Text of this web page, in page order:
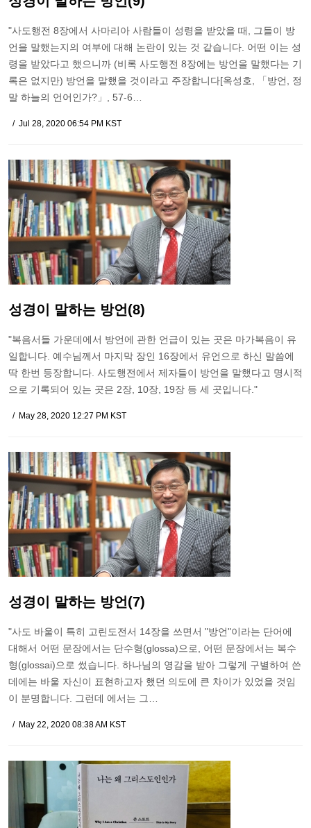
"사도행전 8장에서 사마리아 사람들이 성령을 받았을 때, 그들이 방
언을 말했는지의 여부에 대해 논란이 있는 것 같습니다. 어떤 이는 성
령을 받았다고 했으니까 (비록 사도행전 8장에는 방언을 말했다는 기
록은 없지만) 방언을 말했을 것이라고 주장합니다[옥성호, 「방언, 정
말 하늘의 언어인가?」, 57-6…
Jul 28, 2020 06:54 PM KST
성경이 말하는 방언(8)
"복음서들 가운데에서 방언에 관한 언급이 있는 곳은 마가복음이 유
일합니다. 예수님께서 마지막 장인 16장에서 유언으로 하신 말씀에
딱 한번 등장합니다. 사도행전에서 제자들이 방언을 말했다고 명시적
으로 기록되어 있는 곳은 2장, 10장, 19장 등 세 곳입니다."
May 28, 2020 12:27 PM KST
성경이 말하는 방언(7)
"사도 바울이 특히 고린도전서 14장을 쓰면서 "방언"이라는 단어에
대해서 어떤 문장에서는 단수형(glossa)으로, 어떤 문장에서는 복수
형(glossai)으로 썼습니다. 하나님의 영감을 받아 그렇게 구별하여 쓴
데에는 바울 자신이 표현하고자 했던 의도에 큰 차이가 있었을 것임
이 분명합니다. 그런데 에서는 그…
May 22, 2020 08:38 AM KST